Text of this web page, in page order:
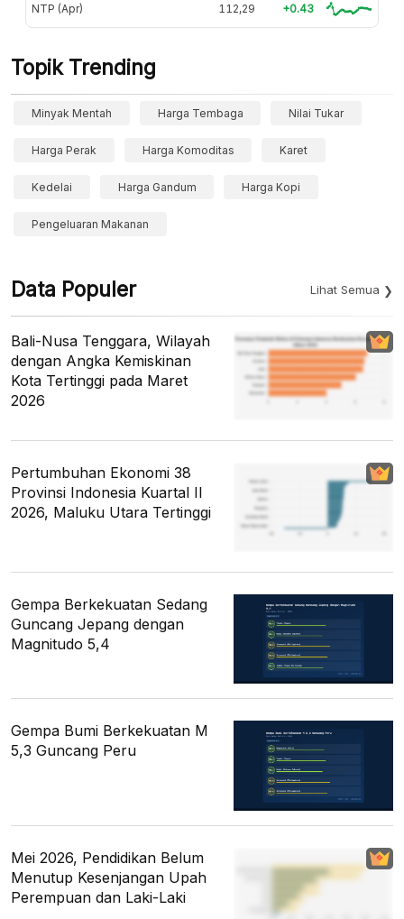
NTP (Apr) 112,29 +0.43
Topik Trending
Minyak Mentah Harga Tembaga Nilai Tukar
Harga Perak Harga Komoditas Karet
Kedelai Harga Gandum Harga Kopi
Pengeluaran Makanan
Data Populer Lihat Semua
Bali-Nusa Tenggara, Wilayah
dengan Angka Kemiskinan
Kota Tertinggi pada Maret
2026
Pertumbuhan Ekonomi 38
Provinsi Indonesia Kuartal II
2026, Maluku Utara Tertinggi
Gempa Berkekuatan Sedang
Guncang Jepang dengan
Magnitudo 5,4
Gempa Bumi Berkekuatan M
5,3 Guncang Peru
Mei 2026, Pendidikan Belum
Menutup Kesenjangan Upah
Perempuan dan Laki-Laki